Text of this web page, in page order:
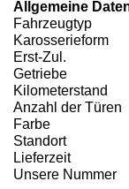
Allgemeine
Fahrzeugtyp
Karosserieform
Erst-Zul.
Getriebe
Kilometerstand
Anzahl der Türen
Farbe
Standort
Lieferzeit
Unsere Nummer